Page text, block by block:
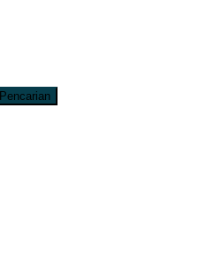
Pencarian